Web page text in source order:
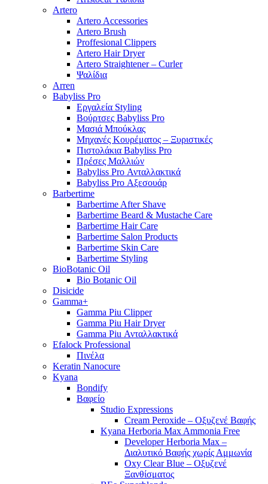
Artero
Artero Accessories
Artero Brush
Proffesional Clippers
Artero Hair Dryer
Artero Straightener – Curler
Ψαλίδια
Arren
Babyliss Pro
Εργαλεία Styling
Βούρτσες Babyliss Pro
Μασιά Μπούκλας
Μηχανές Κουρέματος – Ξυριστικές
Πιστολάκια Babyliss Pro
Πρέσες Μαλλιών
Babyliss Pro Ανταλλακτικά
Babyliss Pro Αξεσουάρ
Barbertime
Barbertime After Shave
Barbertime Beard & Mustache Care
Barbertime Hair Care
Barbertime Salon Products
Barbertime Skin Care
Barbertime Styling
BioBotanic Oil
Bio Botanic Oil
Disicide
Gamma+
Gamma Piu Clipper
Gamma Piu Hair Dryer
Gamma Piu Ανταλλακτικά
Efalock Professional
Πινέλα
Keratin Nanocure
Kyana
Bondify
Βαφείο
Studio Expressions
Cream Peroxide – Οξυζενέ Βαφής
Kyana Herboria Max Ammonia Free
Developer Herboria Max –
Διαλυτικό Βαφής χωρίς Αμμωνία
Oxy Clear Blue – Οξυζενέ
Ξανθίσματος